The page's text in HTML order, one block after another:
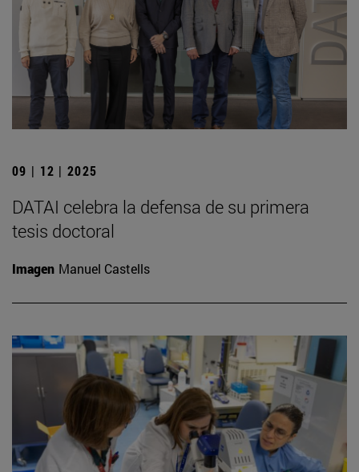
09 | 12 | 2025
DATAI celebra la defensa de su primera
tesis doctoral
Imagen Manuel Castells